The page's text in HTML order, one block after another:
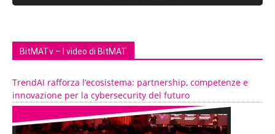
BitMATv – I video di BitMAT
TrendAI rafforza l’ecosistema: partnership, competenze e
innovazione per la cybersecurity del futuro